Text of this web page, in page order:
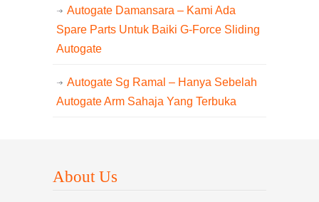
Autogate Damansara – Kami Ada
Spare Parts Untuk Baiki G-Force Sliding
Autogate
Autogate Sg Ramal – Hanya Sebelah
Autogate Arm Sahaja Yang Terbuka
About Us